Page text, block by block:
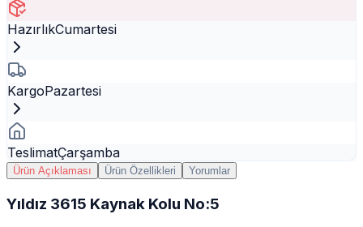
HazırlıkCumartesi
KargoPazartesi
TeslimatÇarşamba
Ürün Açıklaması Ürün Özellikleri Yorumlar
Yıldız 3615 Kaynak Kolu No:5